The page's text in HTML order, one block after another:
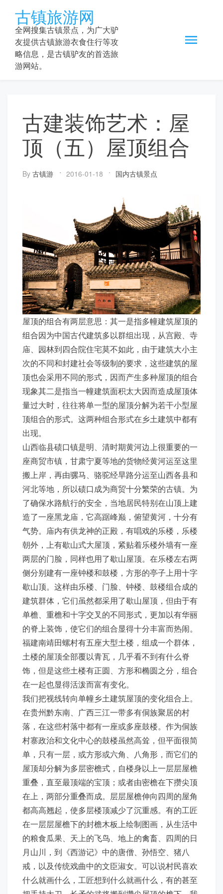
content
古镇旅游网
全网搜集古镇景点，为广大驴
友提供古镇旅游衣食住行等攻
略信息，是古镇驴友的首选旅
游网站。
古建装饰艺术：屋
顶（五）屋顶组合
By 古镇游 2016-01-18 国内古镇景点
屋顶的组合有两层意思：其一是指多幢建筑屋顶的
组合因为中国古代建筑多以群组出现，从宫殿、寺
庙、园林到四合院住宅莫不如此，由于建筑大小主
次的不同和封建社会等级制的要求，这些建筑的屋
顶也会采用不同的形式，因而产生多种屋顶的组合
现象其二是指当一幢建筑面积太大因而造成屋顶体
量过大时，往往将单一型的屋顶分解为若干小型屋
顶组合的形式。这两种组合形式在乡土建筑中都有
出现。
山西临县碛口镇是明、清时期黄河边上很重要的一
座商贸市镇，甘肃宁夏等地的货物经黄河运至这里
搬上岸，再由骡马、骆驼经旱路分运至山西各县和
河北等地，所以碛口成为商贸十分繁荣的古镇。为
了确保水路航行的安全，当地居民特别在山顶上建
造了一座黑龙庙，它高踞峰巅，俯望黄河，十分有
气势。庙内有供龙神的正殿，有唱戏的乐楼，乐楼
朝外，上有歇山式大屋顶，紧贴着乐楼外墙有一座
两层的门脸，同样也用了歇山屋顶。在乐楼左右两
侧分别建有一座钟楼和鼓楼，方形的亭子上用十字
歇山顶。这样由乐楼、门脸、钟楼、鼓楼组合成的
建筑群体，它们虽然都采用了歇山屋顶，但由于有
单檐、重檐和十字交叉的不同形式，更加以有华丽
的脊上装饰，使它们的组合显得十分丰富而热闹。
福建南靖田螺村有五座大型土楼，组成一个群体，
土楼的屋顶全部覆以青瓦，几乎看不到有什么脊
饰，但是这些土楼有正圆、方形和椭圆之分，组合
在一起也显得活泼而富有变化。
我们把视线转向单幢乡土建筑屋顶的变化组合上。
在贵州黔东南、广西三江一带多有侗族聚居的村
落，在这些村落中都有一座或多座鼓楼。作为侗族
村寨政治和文化中心的鼓楼虽然高耸，但平面很简
单，只有一层，或方形或六角、八角形，而它们的
屋顶却分解为多层密檐式，自楼身以上一层层屋檐
重叠，直至最顶端的宝顶；或者由密檐在下攒尖顶
在上，两部分重叠而成。层层屋檐伸向四周的屋角
都高高翘起，使多层楼顶减少了沉重感。有的工匠
在一层层屋檐下的封檐木板上绘制图画，从生活中
的粮食瓜果、天上的飞鸟、地上的禽畜、四周的日
月山川，到《西游记》中的唐僧、孙悟空、猪八
戒，以及传统戏曲中的文臣淑女。可以说村民喜欢
什么就画什么，工匠想到什么就画什么，有的甚至